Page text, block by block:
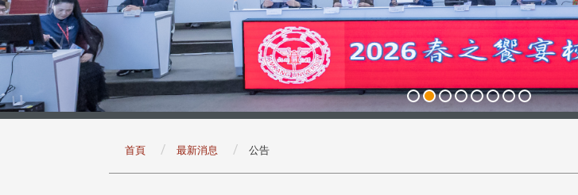
首頁 最新消息 公告